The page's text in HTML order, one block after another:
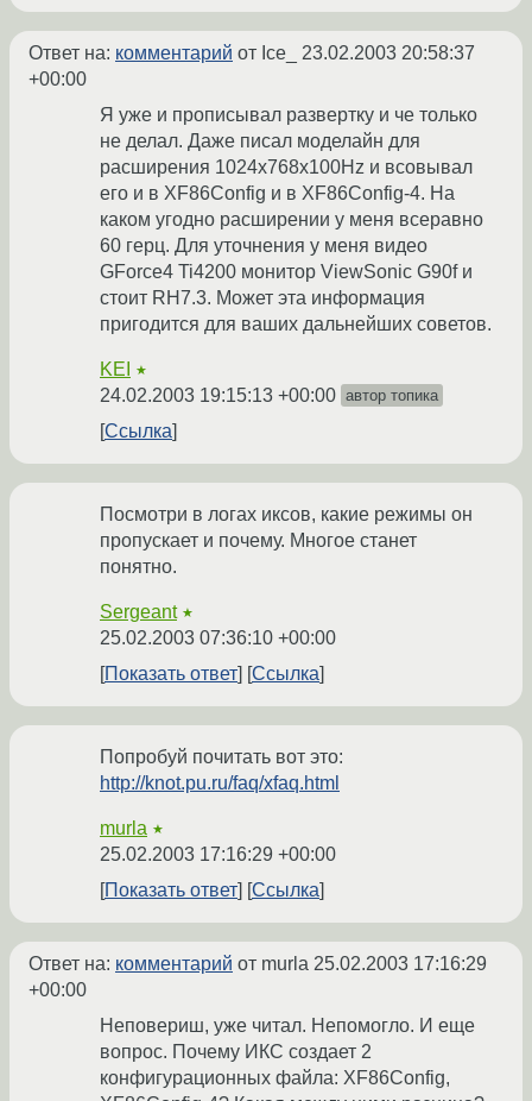
Ответ на: комментарий от Ice_ 23.02.2003 20:58:37
+00:00
Я уже и прописывал развертку и че только
не делал. Даже писал моделайн для
расширения 1024х768х100Hz и всовывал
его и в XF86Config и в XF86Config-4. На
каком угодно расширении у меня всеравно
60 герц. Для уточнения у меня видео
GForce4 Ti4200 монитор ViewSonic G90f и
стоит RH7.3. Может эта информация
пригодится для ваших дальнейших советов.
KEI ★
24.02.2003 19:15:13 +00:00 автор топика
Ссылка
Посмотри в логах иксов, какие режимы он
пропускает и почему. Многое станет
понятно.
Sergeant ★
25.02.2003 07:36:10 +00:00
Показать ответ
Ссылка
Попробуй почитать вот это:
http://knot.pu.ru/faq/xfaq.html
murla ★
25.02.2003 17:16:29 +00:00
Показать ответ
Ссылка
Ответ на: комментарий от murla 25.02.2003 17:16:29
+00:00
Неповериш, уже читал. Непомогло. И еще
вопрос. Почему ИКС создает 2
конфигурационных файла: XF86Config,